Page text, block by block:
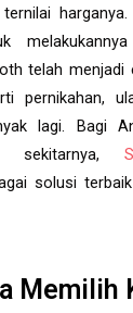
telah menjadi
pernikahan,
lagi. Bagi
sekitarnya,
solusi
Memilih